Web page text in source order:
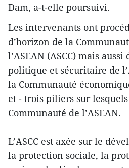
Dam, a-t-elle poursuivi.
Les intervenants ont
d’horizon de la
l’ASEAN (ASCC) mais
politique et sécuritaire de
la Communauté
et - trois piliers sur
Communauté de l’ASEAN.
L’ASCC est axée sur le
la protection sociale, la